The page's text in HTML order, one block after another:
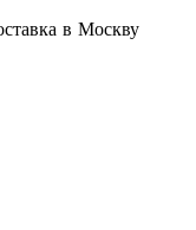
в Москву